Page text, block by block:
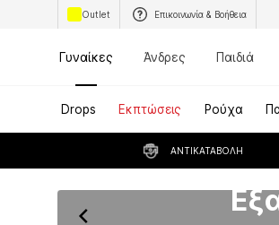
Outlet Επικοινωνία & Βοήθεια
Γυναίκες Άνδρες Παιδιά
Drops Εκπτώσεις Ρούχα
ΑΝΤΙΚΑΤΑΒΟΛΉ